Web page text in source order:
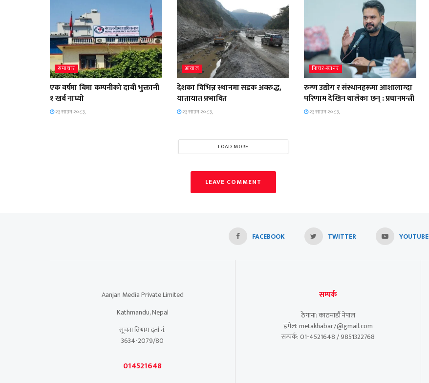
समाचार
एक वर्षमा बिमा कम्पनीको दाबी भुक्तानी
१ खर्ब नाघ्यो
२३ साउन २०८३,
आवाज
देशका विभिन्न स्थानमा सडक अवरुद्ध,
यातायात प्रभावित
२३ साउन २०८३,
फिचर-ब्यानर
रुग्ण उद्योग र संस्थानहरूमा आशालाग्दा
परिणाम देखिन थालेका छन् : प्रधानमन्त्री
२३ साउन २०८३,
LOAD MORE
LEAVE COMMENT
FACEBOOK TWITTER YOUTUBE
Aanjan Media Private Limited
Kathmandu, Nepal
सूचना विभाग दर्ता नं.
3634-2079/80
014521648
सम्पर्क
ठेगाना: काठमाडौं नेपाल
इमेल: metakhabar7@gmail.com
सम्पर्क: 01-4521648 / 9851322768